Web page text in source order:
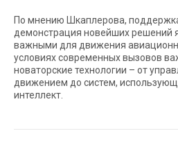
По мнению Шкаплерова,
демонстрация новейших решений
важными для движения
условиях современных вызовов
новаторские технологии – от
движением до систем,
интеллект.